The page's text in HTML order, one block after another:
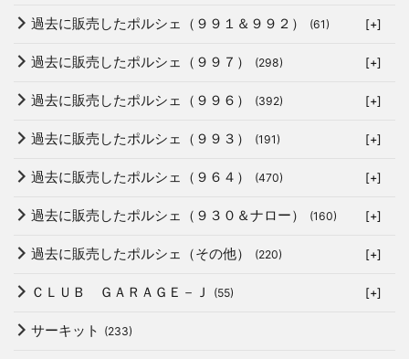
過去に販売したポルシェ（９９１＆９９２） (61) [+]
過去に販売したポルシェ（９９７） (298) [+]
過去に販売したポルシェ（９９６） (392) [+]
過去に販売したポルシェ（９９３） (191) [+]
過去に販売したポルシェ（９６４） (470) [+]
過去に販売したポルシェ（９３０＆ナロー） (160) [+]
過去に販売したポルシェ（その他） (220) [+]
ＣＬＵＢ ＧＡＲＡＧＥ－Ｊ (55) [+]
サーキット (233)